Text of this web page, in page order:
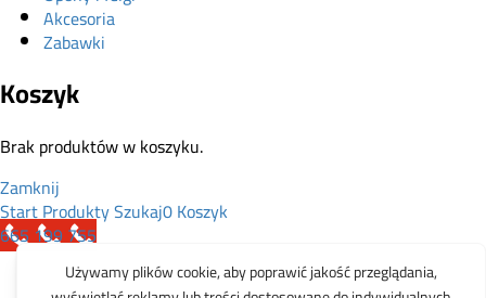
Akcesoria
Zabawki
Koszyk
Brak produktów w koszyku.
Zamknij
StartProduktySzukaj0Koszyk
665 199 755